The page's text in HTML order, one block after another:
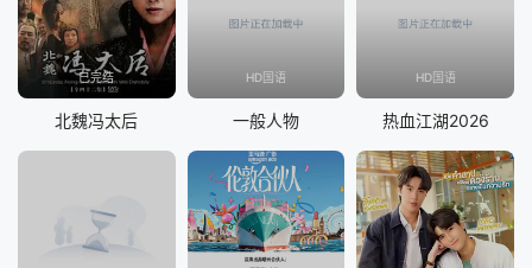
已完结
北魏冯太后
HD国语
一般人物
HD国语
热血江湖2026